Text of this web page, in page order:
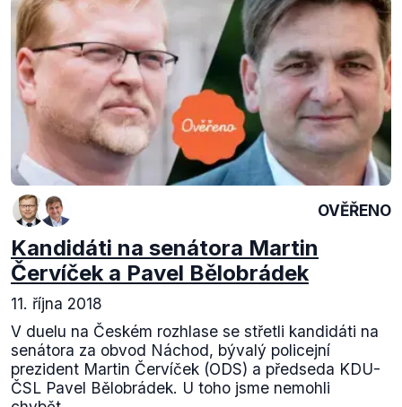
OVĚŘENO
Kandidáti na senátora Martin
Červíček a Pavel Bělobrádek
11. října 2018
V duelu na Českém rozhlase se střetli kandidáti na
senátora za obvod Náchod, bývalý policejní
prezident Martin Červíček (ODS) a předseda KDU-
ČSL Pavel Bělobrádek. U toho jsme nemohli